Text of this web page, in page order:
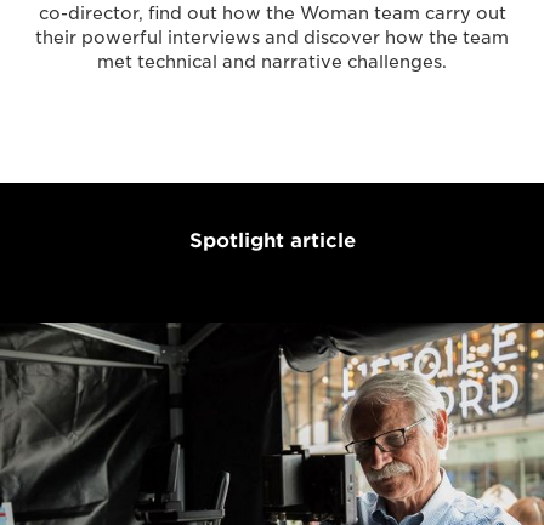
co-director, find out how the Woman team carry out
their powerful interviews and discover how the team
met technical and narrative challenges.
Spotlight article